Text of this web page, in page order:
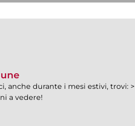
anche durante i mesi estivi, trovi: >
a vedere!